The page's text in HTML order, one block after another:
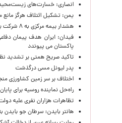
انصاری: خسارت‌های
یمن: تشکیل ائتلاف هرگز
هشدار بیمه مرکزی به ۸ شرکت بیمه‌ای؛ اصلاح نکنید، تعلیق می‌شوید
فیدان: ایران هدف پیمان
پاکستان می پیوندد
تاکید صریح همتی بر تشدید
پدر لیونل مسی درگذشت
اختلاف بر سر زمین کشاورزی
راه‌حل نماینده روسیه برای
تظاهرات هزاران نفری علیه
هانتر بایدن: سرطان جو